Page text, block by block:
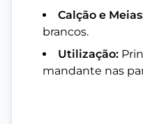
Calção e
brancos.
Utilização:
mandante nas